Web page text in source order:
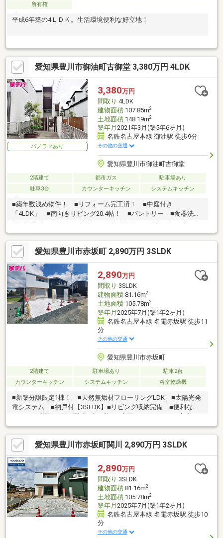
所有権
平成6年築の4ＬＤＫ。生活環境便利な好立地！
愛知県豊川市御油町古御堂 3,380万円 4LDK
パノラマあり
3,380万円
間取り 4LDK
建物面積107.85m2
土地面積148.19m2
築年月 2021年3月(築5年6ヶ月)
名鉄名古屋本線 御油駅 徒歩9分
その他の交通
愛知県豊川市御油町古御堂
2階建て 都市ガス
駐車場あり
駐車3台
カウンターキッチン システムキッチン
■築年数浅め物件！ ■リフォーム完工済！ ■中庭付き
「4LDK」 ■南向きリビング20.4帖！ ■パントリー ■食器洗浄
ふるさと公園至近
愛知県豊川市赤坂町 2,890万円 3SLDK
2,890万円
間取り 3SLDK
建物面積81.16m2
土地面積105.78m2
築年月 2025年7月(築1年2ヶ月)
名鉄名古屋本線 名電赤坂駅 徒歩11
分
その他の交通
愛知県豊川市赤坂町
2階建て 駐車場あり
駐車2台
カウンターキッチン
システムキッチン 浴室乾燥機
■新築分譲限定1棟！ ■天然無垢材フローリングLDK ■太陽光発
電システム ■納戸付【3SLDK】■リビング収納完備 ■便利なタ
ッチレス水栓 ■並列駐車2台可能 ■水回りがまとまった家事ラ
クの動線
愛知県豊川市赤坂町関川 2,890万円 3SLDK
2,890万円
間取り 3SLDK
建物面積81.16m2
土地面積105.78m2
築年月 2025年7月(築1年2ヶ月)
名鉄名古屋本線 名電赤坂駅 徒歩10
分
その他の交通